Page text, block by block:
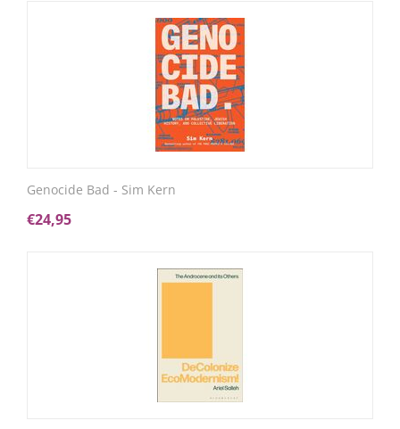
Genocide Bad - Sim Kern
€24,95